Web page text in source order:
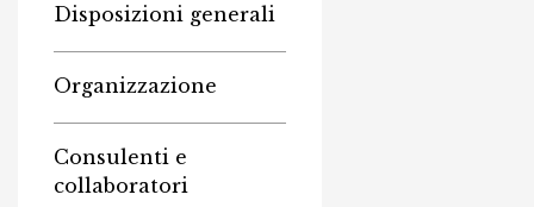
Disposizioni generali
Organizzazione
Consulenti e
collaboratori